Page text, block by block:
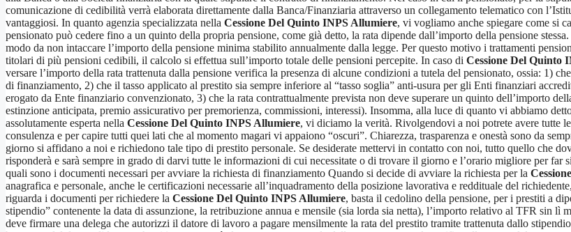
comunicazione di cedibilità verrà elaborata direttamente dalla Banca/Finanziaria attraverso un collegamento telematico con
vantaggiosi. In quanto agenzia specializzata nella Cessione Del Quinto INPS Allumiere, vi vogliamo anche spiegare come si
pensionato può cedere fino a un quinto della propria pensione, come già detto, la rata dipende dall’importo della pensione
modo da non intaccare l’importo della pensione minima stabilito annualmente dalla legge. Per questo motivo i trattamenti
titolari di più pensioni cedibili, il calcolo si effettua sull’importo totale delle pensioni percepite. In caso di Cessione Del Quinto
versare l’importo della rata trattenuta dalla pensione verifica la presenza di alcune condizioni a tutela del pensionato, ossia: 1)
di finanziamento, 2) che il tasso applicato al prestito sia sempre inferiore al “tasso soglia” anti-usura per gli Enti finanziari
erogato da Ente finanziario convenzionato, 3) che la rata contrattualmente prevista non deve superare un quinto dell’importo
estinzione anticipata, premio assicurativo per premorienza, commissioni, interessi). Insomma, alla luce di quanto vi abbiamo
assolutamente esperta nella Cessione Del Quinto INPS Allumiere, vi diciamo la verità. Rivolgendovi a noi potrete avere tutte
consulenza e per capire tutti quei lati che al momento magari vi appaiono “oscuri”. Chiarezza, trasparenza e onestà sono da
giorno si affidano a noi e richiedono tale tipo di prestito personale. Se desiderate mettervi in contatto con noi, tutto quello che
risponderà e sarà sempre in grado di darvi tutte le informazioni di cui necessitate o di trovare il giorno e l’orario migliore per far
quali sono i documenti necessari per avviare la richiesta di finanziamento Quando si decide di avviare la richiesta per la
anagrafica e personale, anche le certificazioni necessarie all’inquadramento della posizione lavorativa e reddituale del
riguarda i documenti per richiedere la Cessione Del Quinto INPS Allumiere, basta il cedolino della pensione, per i prestiti a
stipendio” contenente la data di assunzione, la retribuzione annua e mensile (sia lorda sia netta), l’importo relativo al TFR sin lì
deve firmare una delega che autorizzi il datore di lavoro a pagare mensilmente la rata del prestito tramite trattenuta dallo